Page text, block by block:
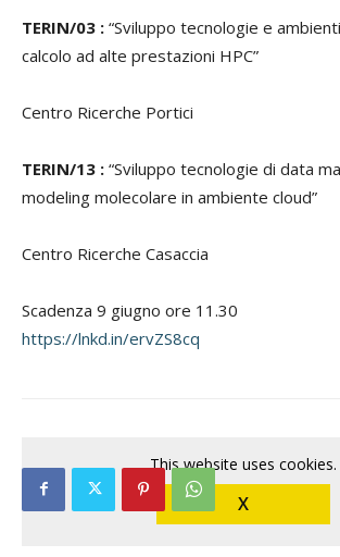
TERIN/03 : “Sviluppo tecnologie e
calcolo ad alte prestazioni HPC”
Centro Ricerche Portici
TERIN/13 : “Sviluppo tecnologie di data
modeling molecolare in ambiente cloud”
Centro Ricerche Casaccia
Scadenza 9 giugno ore 11.30
https://lnkd.in/ervZS8cq
This website uses cookies.
X